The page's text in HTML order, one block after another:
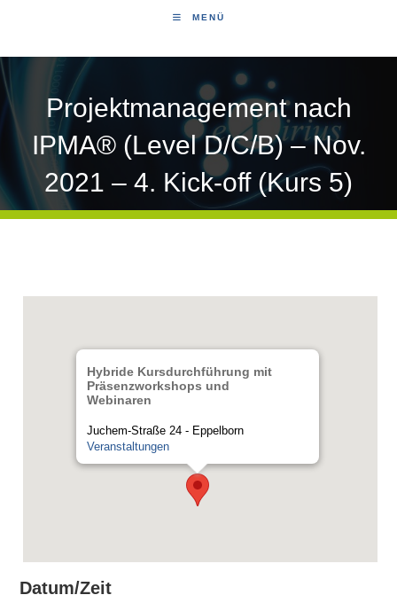
MENÜ
Projektmanagement nach
IPMA® (Level D/C/B) – Nov.
2021 – 4. Kick-off (Kurs 5)
Hybride Kursdurchführung mit
Präsenzworkshops und
Webinaren
Juchem-Straße 24 - Eppelborn
Veranstaltungen
Datum/Zeit